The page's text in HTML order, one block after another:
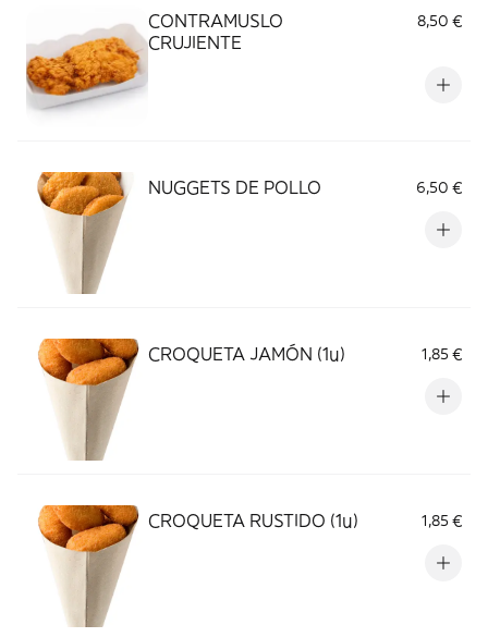
CONTRAMUSLO
CRUJIENTE
8,50 €
NUGGETS DE POLLO 6,50 €
CROQUETA JAMÓN (1u) 1,85 €
CROQUETA RUSTIDO (1u) 1,85 €